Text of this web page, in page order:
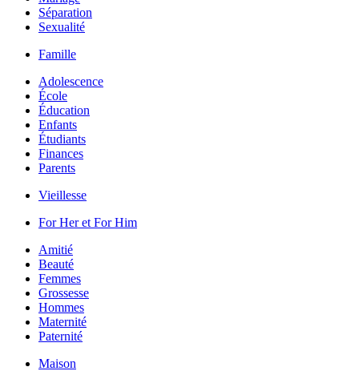
Séparation
Sexualité
Famille
Adolescence
École
Éducation
Enfants
Étudiants
Finances
Parents
Vieillesse
For Her et For Him
Amitié
Beauté
Femmes
Grossesse
Hommes
Maternité
Paternité
Maison